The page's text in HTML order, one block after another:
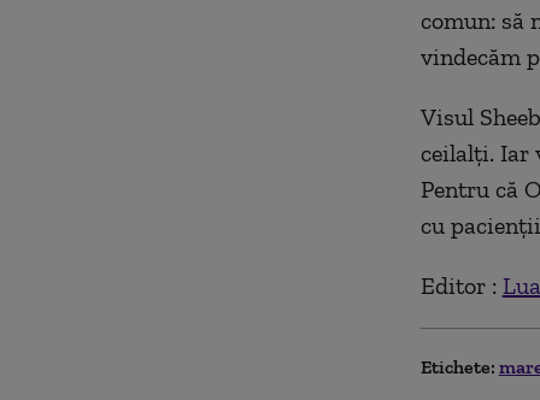
comun: să
vindecăm
Visul
ceilalți. Iar
Pentru că
cu
Editor :
Etichete: